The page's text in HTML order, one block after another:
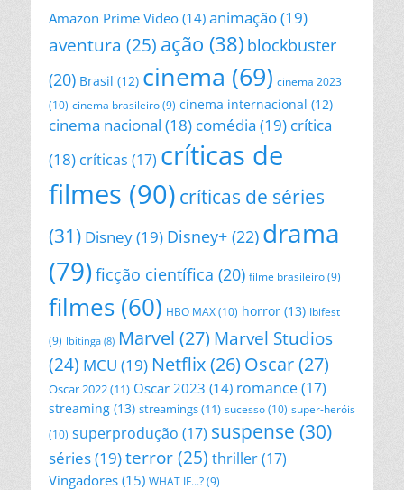
Amazon Prime Video (14) animação(19)
aventura (25) ação (38) blockbuster
(20) Brasil (12) cinema (69) cinema 2023
(10) cinema brasileiro (9) cinema internacional (12)
cinema nacional (18) comédia (19) crítica
(18) críticas (17) críticas de
filmes (90) críticas de séries
(31) Disney(19) Disney+ (22) drama
(79)ficção científica (20) filme brasileiro (9)
filmes (60) HBO MAX(10) horror (13) Ibifest
(9) Ibitinga (8) Marvel (27) Marvel Studios
(24) MCU (19) Netflix(26) Oscar(27)
Oscar 2022(11) Oscar 2023 (14) romance(17)
streaming (13) streamings(11) sucesso(10) super-heróis
(10) superprodução (17) suspense (30)
séries(19)terror(25) thriller(17)
Vingadores (15) WHAT IF...? (9)